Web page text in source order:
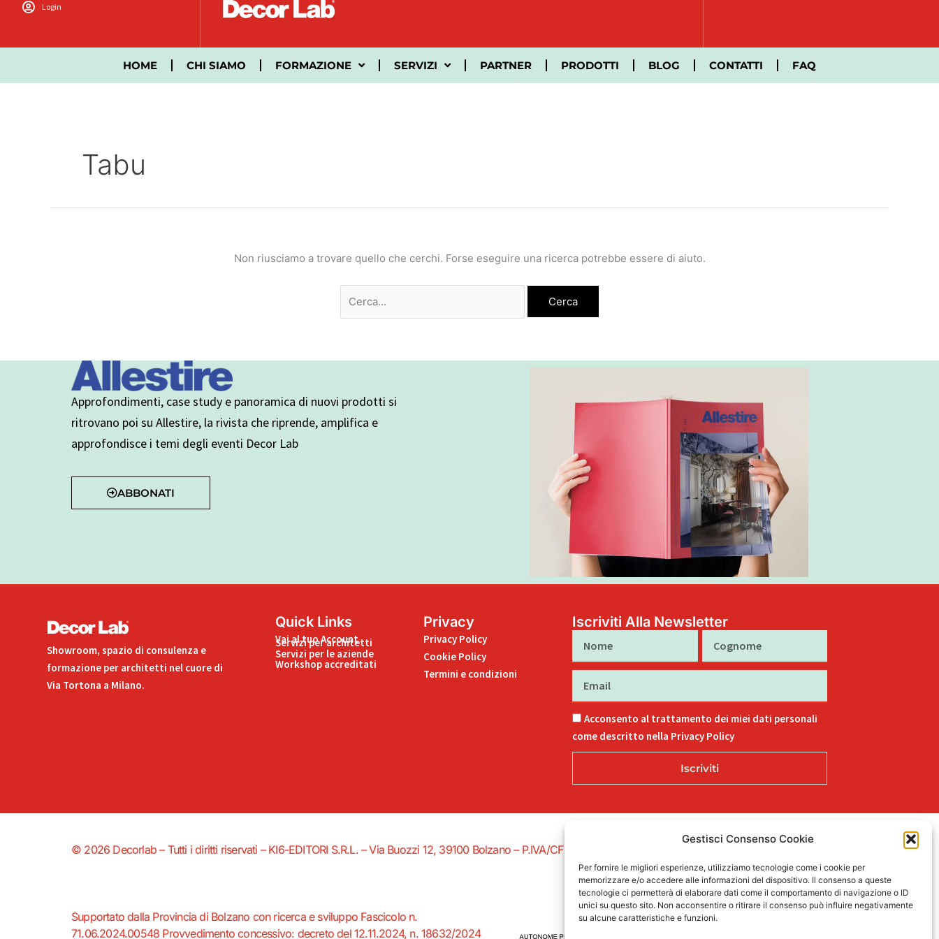
Gestisci Consenso Cookie
Per fornire le migliori esperienze, utilizziamo tecnologie come i cookie per
memorizzare e/o accedere alle informazioni del dispositivo. Il consenso a queste
tecnologie ci permetterà di elaborare dati come il comportamento di navigazione o ID
unici su questo sito. Non acconsentire o ritirare il consenso può influire negativamente
su alcune caratteristiche e funzioni.
Login
HOME CHI SIAMO FORMAZIONE SERVIZI PARTNER PRODOTTI BLOG CONTATTI FAQ
Tabu
Non riusciamo a trovare quello che cerchi. Forse eseguire una ricerca potrebbe essere di aiuto.
Approfondimenti, case study e panoramica di nuovi prodotti si
ritrovano poi su Allestire, la rivista che riprende, amplifica e
approfondisce i temi degli eventi Decor Lab
ABBONATI
Showroom, spazio di consulenza e
formazione per architetti nel cuore di
Via Tortona a Milano.
Quick Links
Vai al tuo Account
Servizi per architetti
Servizi per le aziende
Workshop accreditati
Privacy
Privacy Policy
Cookie Policy
Termini e condizioni
Iscriviti Alla Newsletter
Acconsento al trattamento dei miei dati personali
come descritto nella Privacy Policy
Iscriviti
© 2026 Decorlab – Tutti i diritti riservati – KI6-EDITORI S.R.L. – Via Buozzi 12, 39100 Bolzano – P.IVA/CF 02757850215
L
i
n
k
e
F
a
c
e
b
I
n
s
t
a
i
k
t
o
i
n
t
e
Supportato dalla Provincia di Bolzano con ricerca e sviluppo Fascicolo n.
71.06.2024.00548 Provvedimento concessivo: decreto del 12.11.2024, n. 18632/2024